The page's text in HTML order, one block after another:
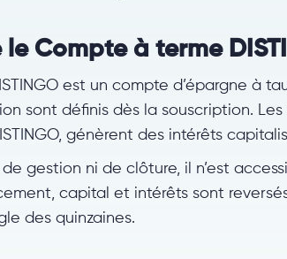
le Compte à terme
est un compte d’épargne à
sont définis dès la souscription. Les
génèrent des intérêts
de gestion ni de clôture, il n’est
capital et intérêts sont reversés
des quinzaines.